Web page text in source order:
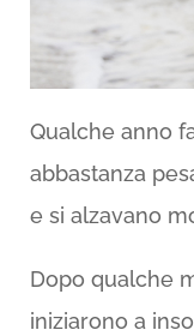
Qualche anno
abbastanza
e si alzavano
Dopo qualche
iniziarono a